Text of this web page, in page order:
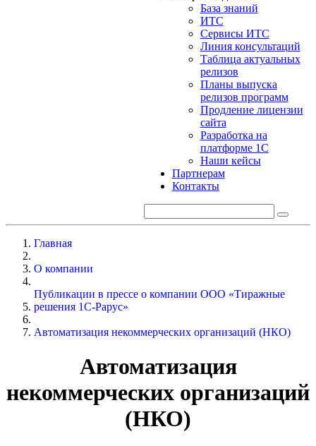
База знаний
ИТС
Сервисы ИТС
Линия консультаций
Таблица актуальных
релизов
Планы выпуска
релизов программ
Продление лицензии
сайта
Разработка на
платформе 1С
Наши кейсы
Партнерам
Контакты
Главная
О компании
Публикации в прессе о компании ООО «Тиражные
решения 1С-Рарус»
Автоматизация некоммерческих организаций (НКО)
Автоматизация
некоммерческих организаций
(НКО)